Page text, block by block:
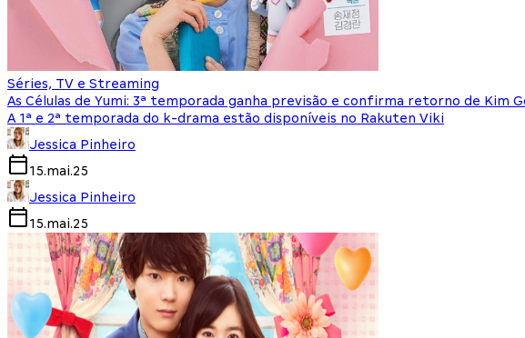
Séries, TV e Streaming
As Células de Yumi: 3ª temporada ganha previsão e confirma retorno de Kim
A 1ª e 2ª temporada do k-drama estão disponíveis no Rakuten Viki
Jessica Pinheiro
15.mai.25
Jessica Pinheiro
15.mai.25